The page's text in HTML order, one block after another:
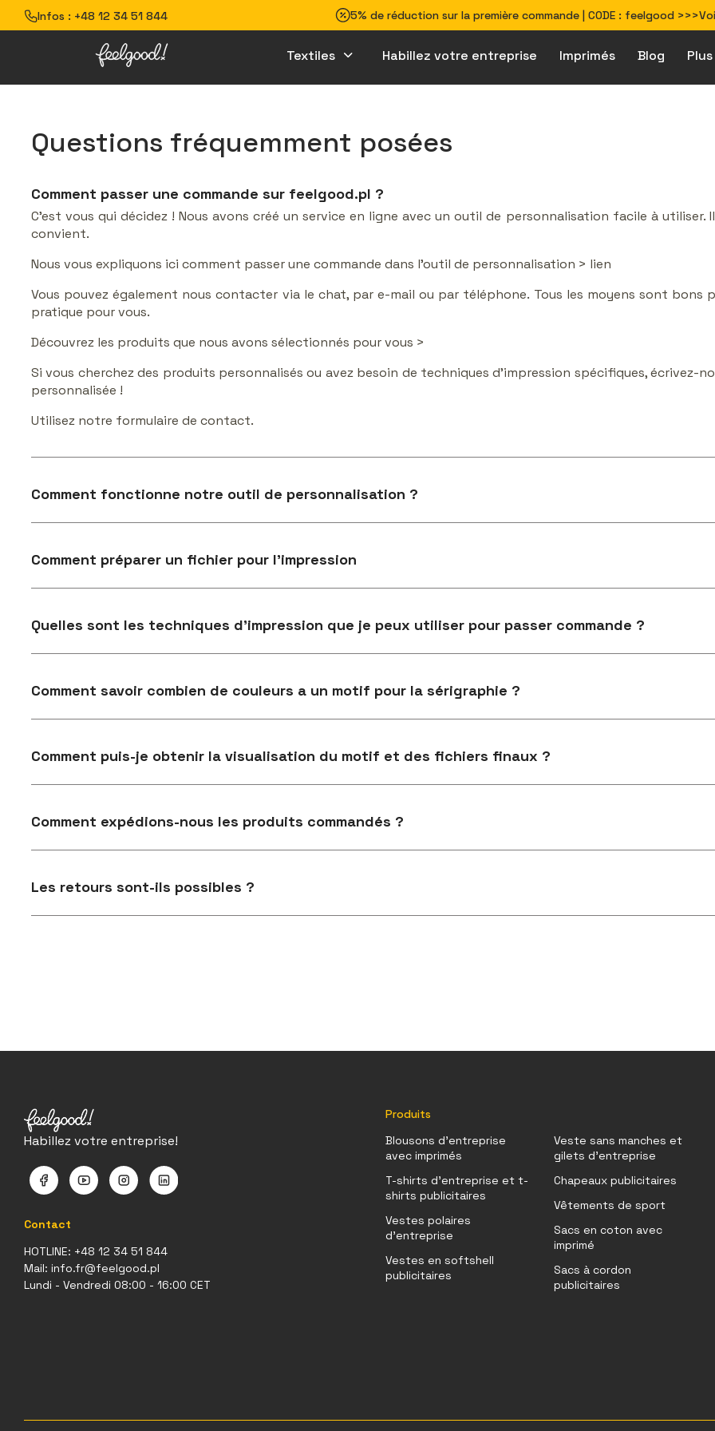
Infos : +48 12 34 51 844 5% de réduction sur la première commande | CODE : feelgood
Textiles Habillez votre entreprise Imprimés Blog Plus
Questions fréquemment posées
Comment passer une commande sur feelgood.pl ?
C'est vous qui décidez ! Nous avons créé un service en ligne avec un outil de personnalisation facile à
convient.
Nous vous expliquons ici comment passer une commande dans l’outil de personnalisation > lien
Vous pouvez également nous contacter via le chat, par e-mail ou par téléphone. Tous les moyens sont
pratique pour vous.
Découvrez les produits que nous avons sélectionnés pour vous >
Si vous cherchez des produits personnalisés ou avez besoin de techniques d'impression spécifiques, écrivez-
personnalisée !
Utilisez notre formulaire de contact.
Comment fonctionne notre outil de personnalisation ?
Comment préparer un fichier pour l'impression
Quelles sont les techniques d'impression que je peux utiliser pour passer commande ?
Comment savoir combien de couleurs a un motif pour la sérigraphie ?
Comment puis-je obtenir la visualisation du motif et des fichiers finaux ?
Comment expédions-nous les produits commandés ?
Les retours sont-ils possibles ?
Habillez votre entreprise!
Contact
HOTLINE: +48 12 34 51 844
Mail: info.fr@feelgood.pl
Lundi - Vendredi 08:00 - 16:00 CET
Produits
Blousons d'entreprise
avec imprimés
T-shirts d'entreprise et t-
shirts publicitaires
Vestes polaires
d'entreprise
Vestes en softshell
publicitaires
Veste sans manches et
gilets d'entreprise
Chapeaux publicitaires
Vêtements de sport
Sacs en coton avec
imprimé
Sacs à cordon
publicitaires